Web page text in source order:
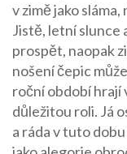
v zimě jako
Jistě, letní slunce
prospět, naopak
nošení čepic
roční období hrají
důležitou roli. Já
a ráda v tuto